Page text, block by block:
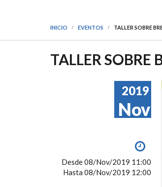
INICIO EVENTOS TALLER SOBRE
TALLER SOBRE
Nov
2019
Desde 08/Nov/2019 11:00
Hasta 08/Nov/2019 12:00